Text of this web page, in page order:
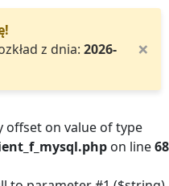
z dnia: 2026-
×
offset on value of type
on line68